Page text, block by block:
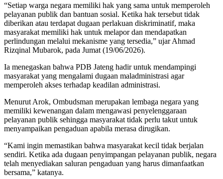
‎“Setiap warga negara memiliki hak yang sama untuk memperoleh
pelayanan publik dan bantuan sosial. Ketika hak tersebut tidak
diberikan atau terdapat dugaan perlakuan diskriminatif, maka
masyarakat memiliki hak untuk melapor dan mendapatkan
perlindungan melalui mekanisme yang tersedia,” ujar Ahmad
Rizqinal Mubarok, pada Jumat (19/06/2026).
‎Ia menegaskan bahwa PDB Jateng hadir untuk mendampingi
masyarakat yang mengalami dugaan maladministrasi agar
memperoleh akses terhadap keadilan administrasi.
‎Menurut Arok, Ombudsman merupakan lembaga negara yang
memiliki kewenangan dalam mengawasi penyelenggaraan
pelayanan publik sehingga masyarakat tidak perlu takut untuk
menyampaikan pengaduan apabila merasa dirugikan.
‎“Kami ingin memastikan bahwa masyarakat kecil tidak berjalan
sendiri. Ketika ada dugaan penyimpangan pelayanan publik, negara
telah menyediakan saluran pengaduan yang harus dimanfaatkan
bersama,” katanya.